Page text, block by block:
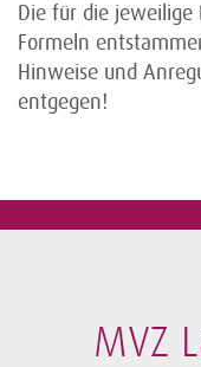
Die für die jeweilige
Formeln
Hinweise und
entgegen!
MVZ